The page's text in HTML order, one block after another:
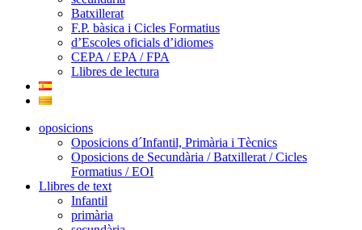
Batxillerat
F.P. bàsica i Cicles Formatius
d’Escoles oficials d’idiomes
CEPA / EPA / FPA
Llibres de lectura
oposicions
Oposicions d´Infantil, Primària i Tècnics
Oposicions de Secundària / Batxillerat / Cicles
Formatius / EOI
Llibres de text
Infantil
primària